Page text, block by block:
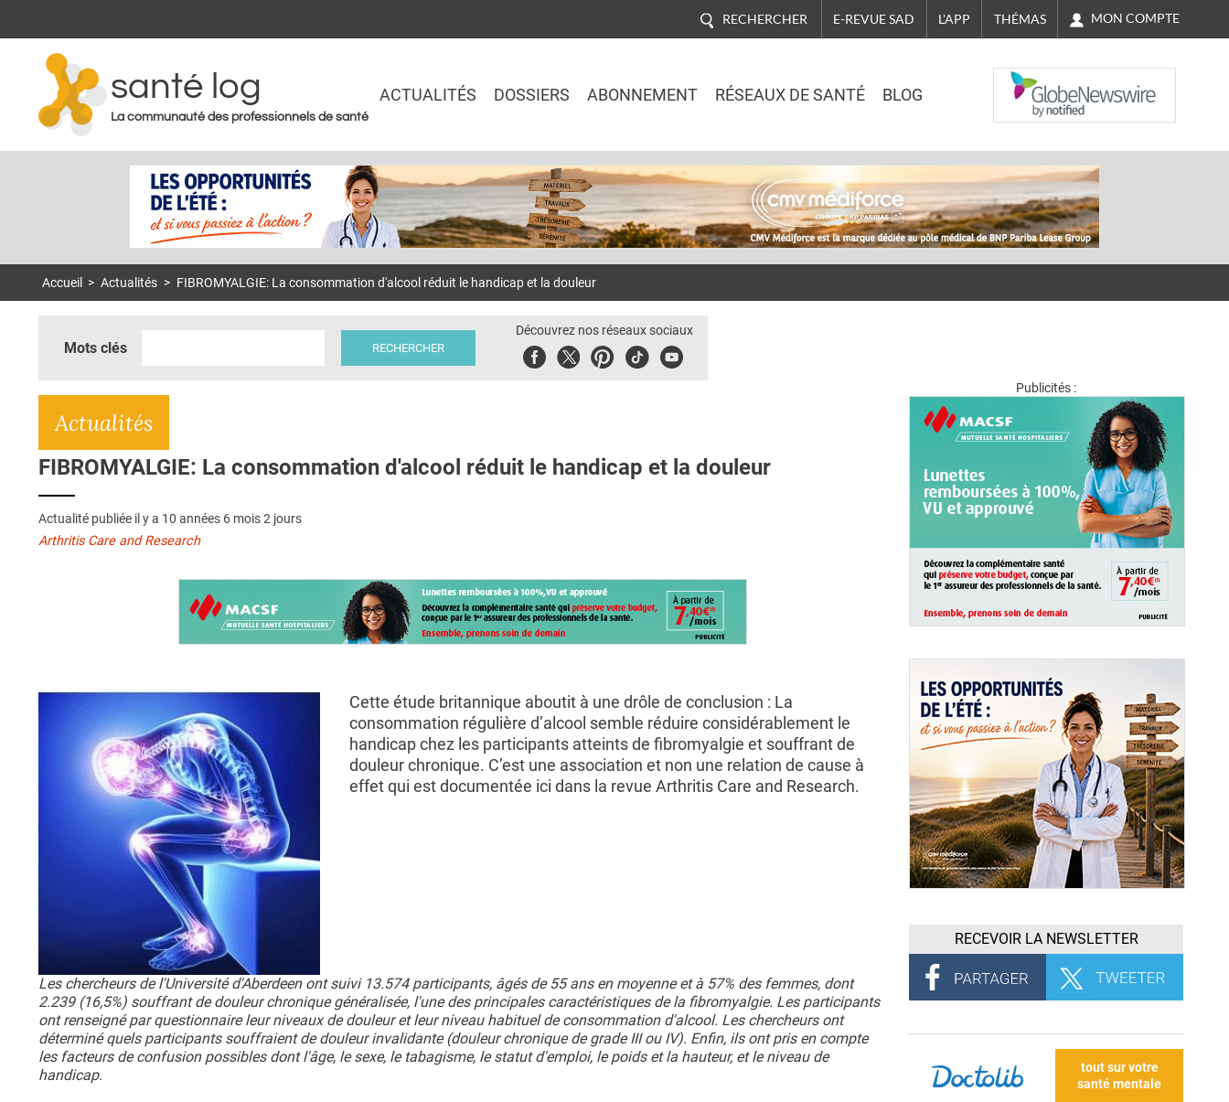
RECHERCHER E-REVUE SAD L'APP THÉMAS MON COMPTE
santé log
La communauté des professionnels de santé
ACTUALITÉS DOSSIERS ABONNEMENT RÉSEAUX DE SANTÉ BLOG
NASDAQ
Accueil > Actualités > FIBROMYALGIE: La consommation d'alcool réduit le handicap et la douleur
Mots clés
Découvrez nos réseaux sociaux
FacebookTwitterPinterest
TiktokYoubute
Actualités
FIBROMYALGIE: La consommation d'alcool réduit le handicap et la douleur
Actualité publiée il y a 10 années 6 mois 2 jours
Arthritis Care and Research
Cette étude britannique aboutit à une drôle de conclusion : La
consommation régulière d’alcool semble réduire considérablement le
handicap chez les participants atteints de fibromyalgie et souffrant de
douleur chronique. C’est une association et non une relation de cause à
effet qui est documentée ici dans la revue Arthritis Care and Research.
Les chercheurs de l'Université d'Aberdeen ont suivi 13.574 participants, âgés de 55 ans en moyenne et à 57% des femmes, dont
2.239 (16,5%) souffrant de douleur chronique généralisée, l'une des principales caractéristiques de la fibromyalgie. Les participants
ont renseigné par questionnaire leur niveaux de douleur et leur niveau habituel de consommation d'alcool. Les chercheurs ont
déterminé quels participants souffraient de douleur invalidante (douleur chronique de grade III ou IV). Enfin, ils ont pris en compte
les facteurs de confusion possibles dont l'âge, le sexe, le tabagisme, le statut d'emploi, le poids et la hauteur, et le niveau de
handicap.
Publicités :
RECEVOIR LA NEWSLETTER
tout sur votre
santé mentale